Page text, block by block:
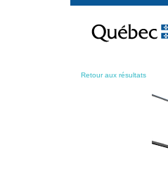
contenu
Retour aux résultats